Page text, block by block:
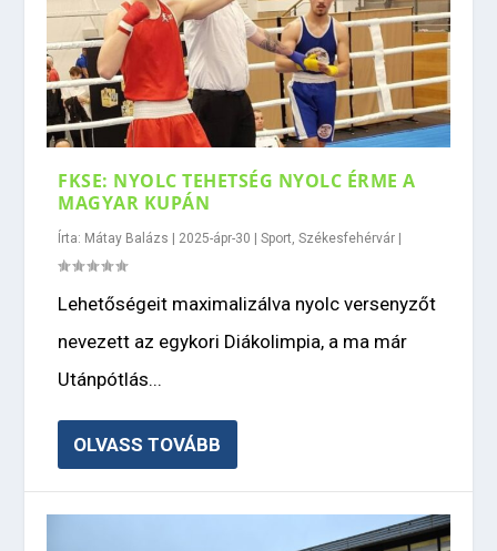
FKSE: NYOLC TEHETSÉG NYOLC ÉRME A
MAGYAR KUPÁN
Írta: Mátay Balázs 2025-ápr-30 |Sport,Székesfehérvár
Lehetőségeit maximalizálva nyolc versenyzőt
nevezett az egykori Diákolimpia, a ma már
Utánpótlás...
OLVASS TOVÁBB